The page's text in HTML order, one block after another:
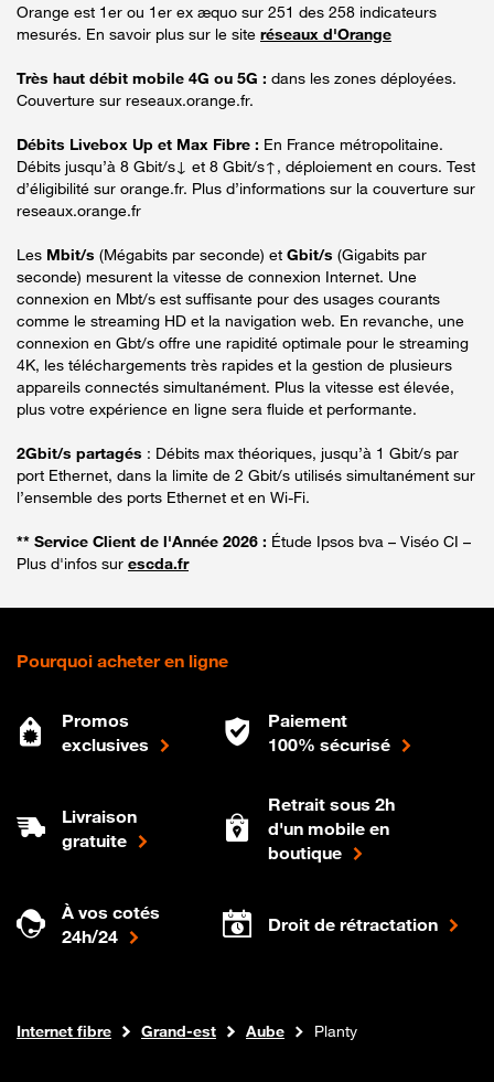
Orange est 1er ou 1er ex æquo sur 251 des 258 indicateurs
mesurés. En savoir plus sur le site réseaux d'Orange
Très haut débit mobile 4G ou 5G : dans les zones déployées.
Couverture sur reseaux.orange.fr.
Débits Livebox Up et Max Fibre : En France métropolitaine.
Débits jusqu’à 8 Gbit/s↓ et 8 Gbit/s↑, déploiement en cours. Test
d’éligibilité sur orange.fr. Plus d’informations sur la couverture sur
reseaux.orange.fr
Les Mbit/s (Mégabits par seconde) et Gbit/s (Gigabits par
seconde) mesurent la vitesse de connexion Internet. Une
connexion en Mbt/s est suffisante pour des usages courants
comme le streaming HD et la navigation web. En revanche, une
connexion en Gbt/s offre une rapidité optimale pour le streaming
4K, les téléchargements très rapides et la gestion de plusieurs
appareils connectés simultanément. Plus la vitesse est élevée,
plus votre expérience en ligne sera fluide et performante.
2Gbit/s partagés : Débits max théoriques, jusqu’à 1 Gbit/s par
port Ethernet, dans la limite de 2 Gbit/s utilisés simultanément sur
l’ensemble des ports Ethernet et en Wi-Fi.
** Service Client de l'Année 2026 : Étude Ipsos bva – Viséo CI –
Plus d'infos sur escda.fr
Pourquoi acheter en ligne
Promos
exclusives
Paiement
100% sécurisé
Livraison
gratuite
Retrait sous 2h
d'un mobile en
boutique
À vos cotés
24h/24
Droit de rétractation
Boutique Orange
Internet fibre Grand-est Aube Planty